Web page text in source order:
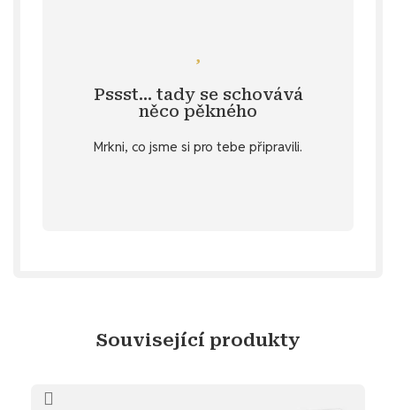
Pssst… tady se schovává
něco pěkného
Mrkni, co jsme si pro tebe připravili.
stažení
u vybraných produktů v záložce
Specifikace . 💌 Nebo hledáš inspiraci na
Související produkty